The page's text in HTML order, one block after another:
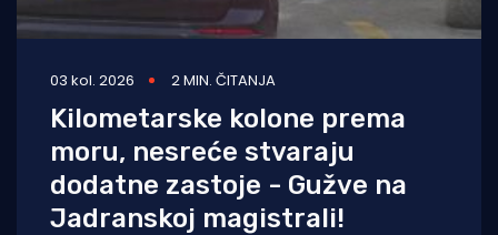
03 kol. 2026 2 MIN. ČITANJA
Kilometarske kolone prema
moru, nesreće stvaraju
dodatne zastoje - Gužve na
Jadranskoj magistrali!